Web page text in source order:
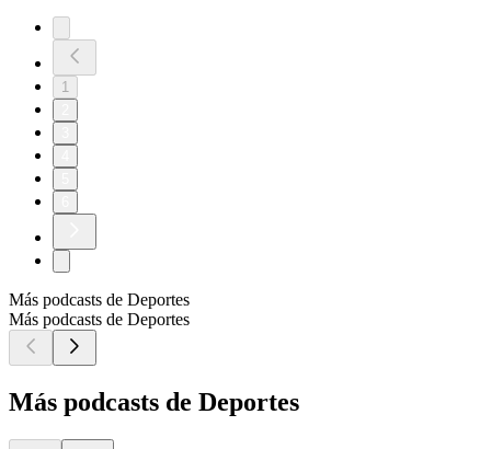
1
Más podcasts de Deportes
Más podcasts de Deportes
Más podcasts de Deportes